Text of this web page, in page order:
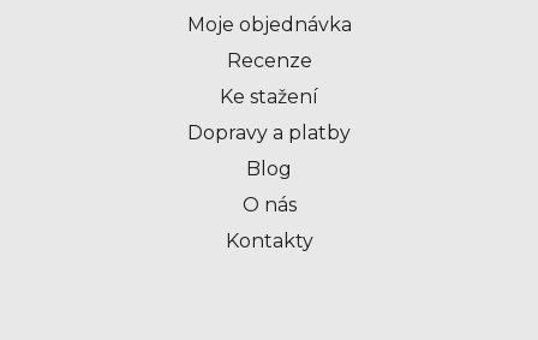
Moje objednávka
Recenze
Ke stažení
Dopravy a platby
Blog
O nás
Kontakty